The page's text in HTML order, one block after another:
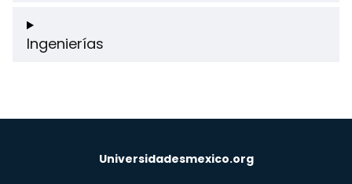
Ingenierías
Universidadesmexico.org